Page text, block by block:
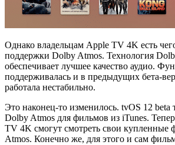
Однако владельцам Apple TV 4K есть
поддержки Dolby Atmos. Технология
обеспечивает лучшее качество аудио.
поддерживалась и в предыдущих бета-
работала нестабильно.
Это наконец-то изменилось. tvOS 12 beta
Dolby Atmos для фильмов из iTunes.
TV 4K смогут смотреть свои купленные
Atmos. Конечно же, для этого и сам